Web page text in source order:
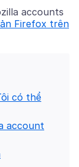
accounts
Firefox trên
có thể
account